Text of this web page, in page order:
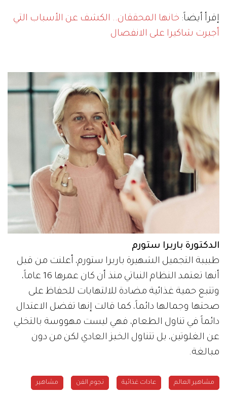
إقرأ أيضاً: خانها المحققان.. الكشف عن الأسباب التي
أجبرت شاكيرا على الانفصال
الدكتورة باربرا ستورم
طبيبة التجميل الشهيرة باربرا ستورم، أعلنت من قبل
أنها تعتمد النظام النباتي منذ أن كان عمرها 16 عاماً،
وتتبع حمية غذائية مضادة للالتهابات للحفاظ على
صحتها وجمالها دائماً، كما قالت إنها تفضل الاعتدال
دائماً في تناول الطعام، فهي ليست مهووسة بالتخلي
عن الغلوتين، بل تتناول الخبز العادي لكن من دون
مبالغة.
مشاهير العالم عادات غذائية نجوم الفن مشاهير